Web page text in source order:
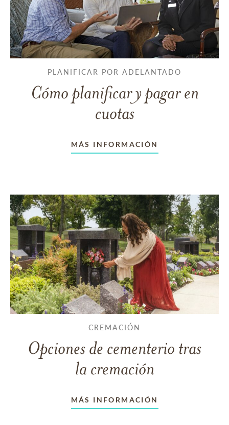
PLANIFICAR POR ADELANTADO
Cómo planificar y pagar en
cuotas
MÁS INFORMACIÓN
CREMACIÓN
Opciones de cementerio tras
la cremación
MÁS INFORMACIÓN